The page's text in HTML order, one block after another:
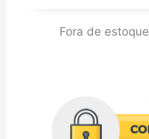
Fora de estoque